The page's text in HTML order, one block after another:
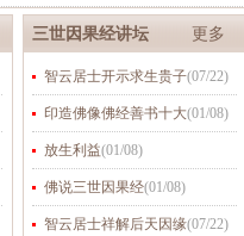
三世因果经讲坛 更多
智云居士开示求生贵子(07/22)
印造佛像佛经善书十大(01/08)
放生利益(01/08)
佛说三世因果经(01/08)
智云居士祥解后天因缘(07/22)